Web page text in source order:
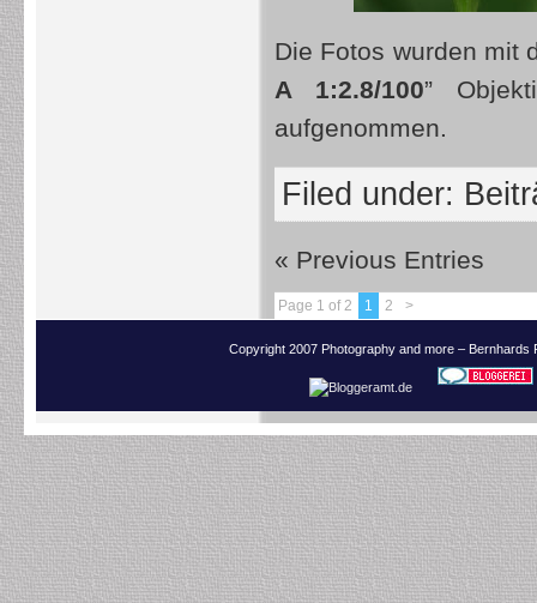
Die Fotos wurden mit
A 1:2.8/100”
aufgenommen.
Filed under:
« Previous Entries
Page 1 of 2 1 2 >
Copyright 2007 Photography and more –